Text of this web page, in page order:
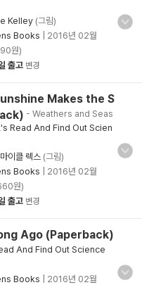
Kelley (그림)
Books
2016년 02월
원)
출고 변경
Makes the S
- Weathers and Seas
Read And Find Out Scien
마이클 렉스 (그림)
Books
2016년 02월
원)
출고 변경
Ago (Paperback)
And Find Out Science
Books
2016년 02월